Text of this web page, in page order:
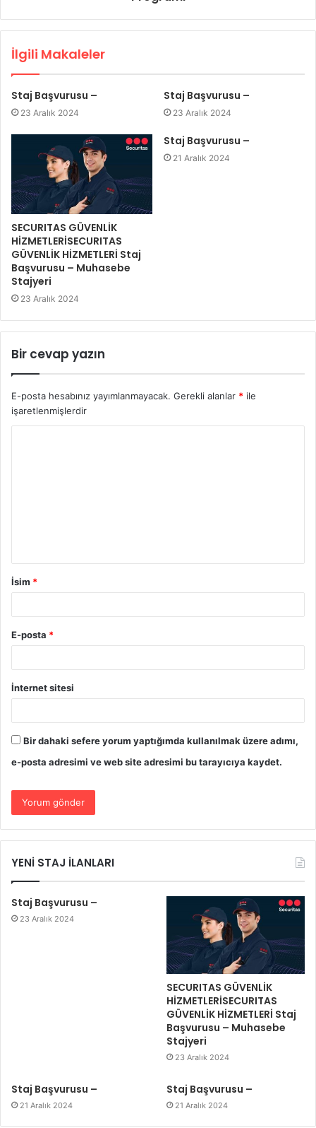
İlgili Makaleler
Staj Başvurusu –
23 Aralık 2024
Staj Başvurusu –
23 Aralık 2024
SECURITAS GÜVENLİK
HİZMETLERİSECURITAS
GÜVENLİK HİZMETLERİ Staj
Başvurusu – Muhasebe
Stajyeri
23 Aralık 2024
Staj Başvurusu –
21 Aralık 2024
Bir cevap yazın
E-posta hesabınız yayımlanmayacak. Gerekli alanlar * ile
işaretlenmişlerdir
İsim *
E-posta *
İnternet sitesi
Bir dahaki sefere yorum yaptığımda kullanılmak üzere adımı,
e-posta adresimi ve web site adresimi bu tarayıcıya kaydet.
YENİ STAJ İLANLARI
Staj Başvurusu –
23 Aralık 2024
SECURITAS GÜVENLİK
HİZMETLERİSECURITAS
GÜVENLİK HİZMETLERİ Staj
Başvurusu – Muhasebe
Stajyeri
23 Aralık 2024
Staj Başvurusu –
21 Aralık 2024
Staj Başvurusu –
21 Aralık 2024